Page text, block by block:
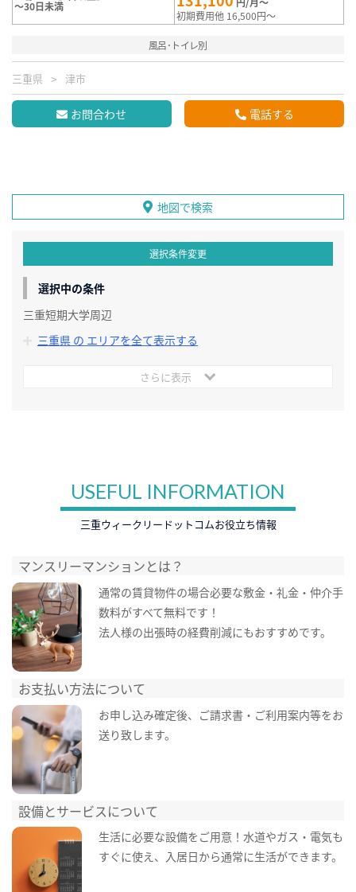
～30日未満
初期費用他 16,500円～
風呂･トイレ別
三重県 津市
お問合わせ 電話する
地図で検索
選択条件変更
選択中の条件
三重短期大学周辺
三重県 の エリアを全て表示する
さらに表示
USEFUL INFORMATION
三重ウィークリードットコムお役立ち情報
マンスリーマンションとは？
通常の賃貸物件の場合必要な敷金・礼金・仲介手
数料がすべて無料です！
法人様の出張時の経費削減にもおすすめです。
お支払い方法について
お申し込み確定後、ご請求書・ご利用案内等をお
送り致します。
設備とサービスについて
生活に必要な設備をご用意！水道やガス・電気も
すぐに使え、入居日から通常に生活ができます。